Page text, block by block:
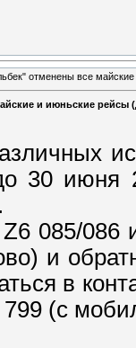
отменены все
и июньские рейсы
30 июня
085/086
и
в
(с